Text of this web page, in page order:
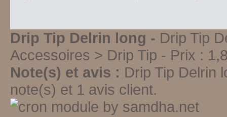
Drip Tip Delrin long - Drip Tip
Accessoires > Drip Tip - Prix :
Note(s) et avis : Drip Tip Delrin
note(s) et 1 avis client.